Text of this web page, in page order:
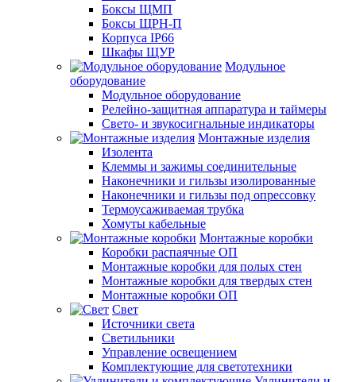
Боксы ЩМП
Боксы ЩРН-П
Корпуса IP66
Шкафы ЩУР
Модульное
оборудование
Модульное оборудование
Релейно-защитная аппаратура и таймеры
Свето- и звукосигнальные индикаторы
Монтажные изделия
Изолента
Клеммы и зажимы соединительные
Наконечники и гильзы изолированные
Наконечники и гильзы под опрессовку
Термоусаживаемая трубка
Хомуты кабельные
Монтажные коробки
Коробки распаячные ОП
Монтажные коробки для полых стен
Монтажные коробки для твердых стен
Монтажные коробки ОП
Свет
Источники света
Светильники
Управление освещением
Комплектующие для светотехники